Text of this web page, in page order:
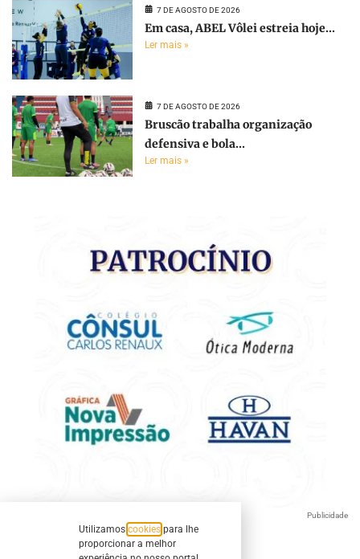
7 DE AGOSTO DE 2026
Em casa, ABEL Vôlei estreia hoje...
Ler mais »
7 DE AGOSTO DE 2026
Bruscão trabalha organização
defensiva e bola...
Ler mais »
Publicidade
Utilizamos cookies para lhe
proporcionar a melhor